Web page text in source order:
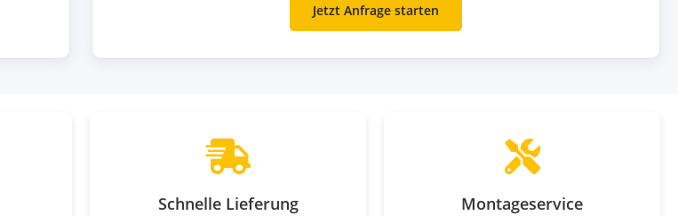
Jetzt Anfrage starten
Schnelle Lieferung Montageservice